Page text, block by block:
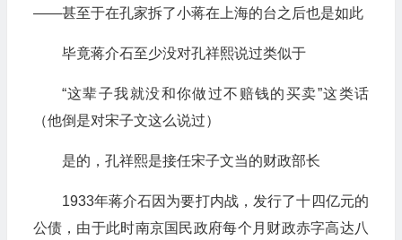
——甚至于在孔家拆了小蒋在上海的台之后也是如此
毕竟蒋介石至少没对孔祥熙说过类似于
“这辈子我就没和你做过不赔钱的买卖”这类话
（他倒是对宋子文这么说过）
是的，孔祥熙是接任宋子文当的财政部长
1933年蒋介石因为要打内战，发行了十四亿元的
公债，由于此时南京国民政府每个月财政赤字高达八